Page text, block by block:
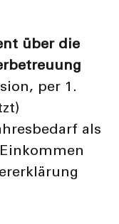
über die
per 1.
als